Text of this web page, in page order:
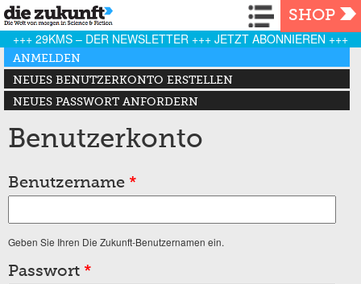
Navigation
SHOP
+++ 29KMS – DER NEWSLETTER +++ JETZT ABONNIEREN +++
Haupt-Reiter
ANMELDEN
(AKTIVER REITER)
NEUES BENUTZERKONTO ERSTELLEN
NEUES PASSWORT ANFORDERN
Benutzerkonto
Benutzername *
Geben Sie Ihren Die Zukunft-Benutzernamen ein.
Passwort *